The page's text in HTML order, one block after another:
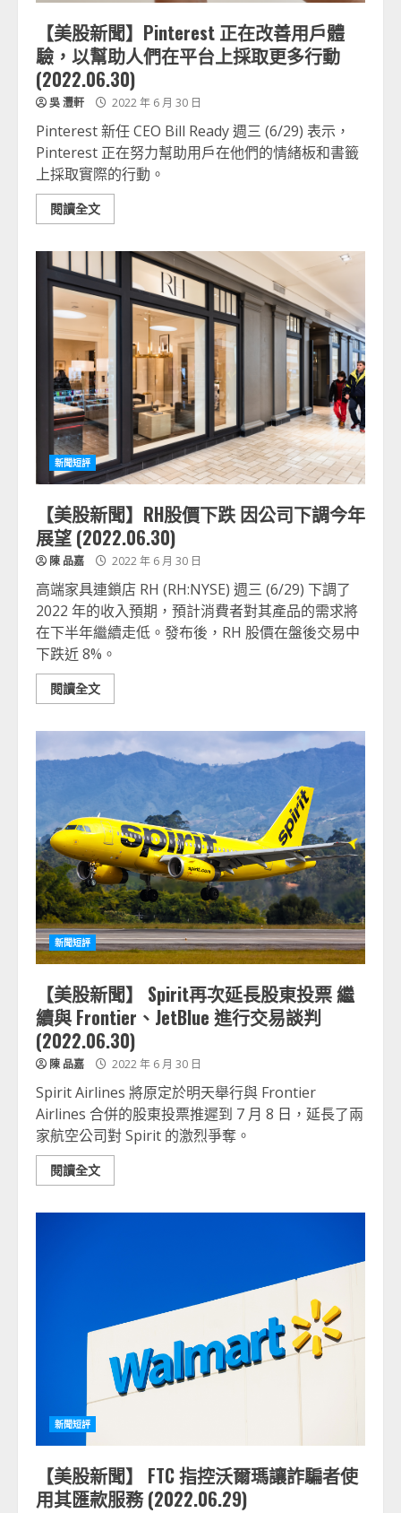
【美股新聞】Pinterest 正在改善用戶體
驗，以幫助人們在平台上採取更多行動
(2022.06.30)
吳 灃軒 2022 年 6 月 30 日
Pinterest 新任 CEO Bill Ready 週三 (6/29) 表示，
Pinterest 正在努力幫助用戶在他們的情緒板和書籤
上採取實際的行動。
閱讀全文
新聞短評
【美股新聞】RH股價下跌 因公司下調今年
展望 (2022.06.30)
陳 品嘉 2022 年 6 月 30 日
高端家具連鎖店 RH (RH:NYSE) 週三 (6/29) 下調了
2022 年的收入預期，預計消費者對其產品的需求將
在下半年繼續走低。發布後，RH 股價在盤後交易中
下跌近 8%。
閱讀全文
新聞短評
【美股新聞】 Spirit再次延長股東投票 繼
續與 Frontier、JetBlue 進行交易談判
(2022.06.30)
陳 品嘉 2022 年 6 月 30 日
Spirit Airlines 將原定於明天舉行與 Frontier
Airlines 合併的股東投票推遲到 7 月 8 日，延長了兩
家航空公司對 Spirit 的激烈爭奪。
閱讀全文
新聞短評
【美股新聞】 FTC 指控沃爾瑪讓詐騙者使
用其匯款服務 (2022.06.29)